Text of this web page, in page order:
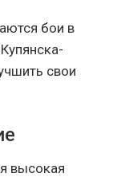
бои в
свои
высокая